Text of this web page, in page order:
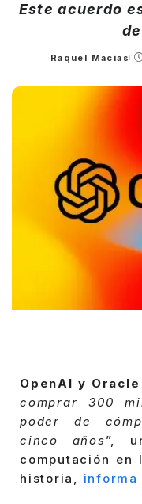
Este acuerdo
Posted
Raquel Macias
OpenAI y Oracle
comprar 300
poder de
cinco años”,
computación en
historia, informa